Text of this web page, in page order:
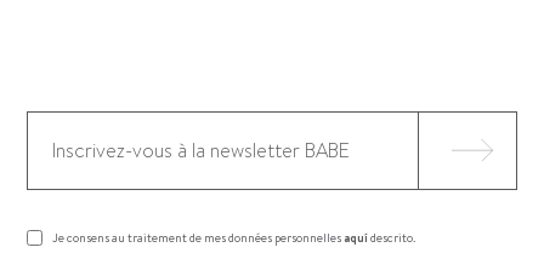
Je consens au traitement de mes données personnelles aquídescrito.